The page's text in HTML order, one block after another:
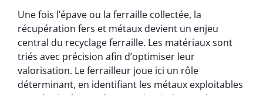
Une fois l’épave ou la ferraille collectée, la
récupération fers et métaux devient un enjeu
central du recyclage ferraille. Les matériaux sont
triés avec précision afin d’optimiser leur
valorisation. Le ferrailleur joue ici un rôle
déterminant, en identifiant les métaux exploitables